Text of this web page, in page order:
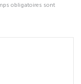
obligatoires sont